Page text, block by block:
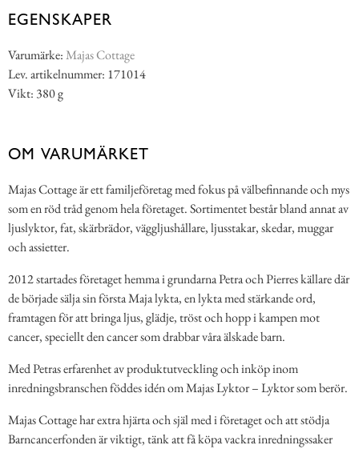
EGENSKAPER
Varumärke:Majas Cottage
Lev. artikelnummer: 171014
Vikt: 380 g
OM VARUMÄRKET
Majas Cottage är ett familjeföretag med fokus på välbefinnande och mys
som en röd tråd genom hela företaget. Sortimentet består bland annat av
ljuslyktor, fat, skärbrädor, väggljushållare, ljusstakar, skedar, muggar
och assietter.
2012 startades företaget hemma i grundarna Petra och Pierres källare där
de började sälja sin första Maja lykta, en lykta med stärkande ord,
framtagen för att bringa ljus, glädje, tröst och hopp i kampen mot
cancer, speciellt den cancer som drabbar våra älskade barn.
Med Petras erfarenhet av produktutveckling och inköp inom
inredningsbranschen föddes idén om Majas Lyktor – Lyktor som berör.
Majas Cottage har extra hjärta och själ med i företaget och att stödja
Barncancerfonden är viktigt, tänk att få köpa vackra inredningssaker